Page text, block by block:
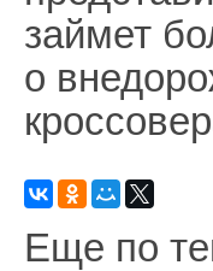
займет
о
Еще по